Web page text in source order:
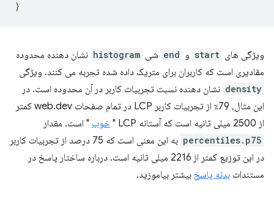
ویژگی های start و end شی histogram نشان دهنده محدوده
مقادیری است که کاربران برای متریک داده شده تجربه می کنند. ویژگی
density نشان دهنده نسبت تجربیات کاربر در آن محدوده است. در
این مثال، 79٪ از تجربیات کاربر LCP در تمام صفحات web.dev کمتر
از 2500 میلی ثانیه است که آستانه LCP "
خوب " است. مقدار
percentiles.p75
به این معنی است که 75 درصد از تجربیات کاربر
در این توزیع کمتر از 2216 میلی ثانیه است. درباره ساختار پاسخ در
مستندات بدنه پاسخ بیشتر بیاموزید.